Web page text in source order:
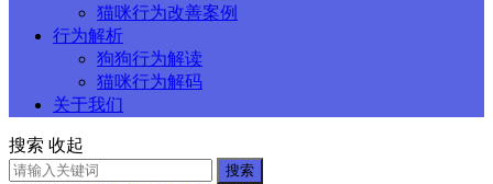
猫咪行为改善案例
行为解析
狗狗行为解读
猫咪行为解码
关于我们
搜索 收起
搜索